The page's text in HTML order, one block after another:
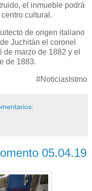
el inmueble podrá
cultural.
de origen italiano
Juchitán el coronel
marzo de 1882 y el
de 1883.
#NoticiasIstmo
05.04.19